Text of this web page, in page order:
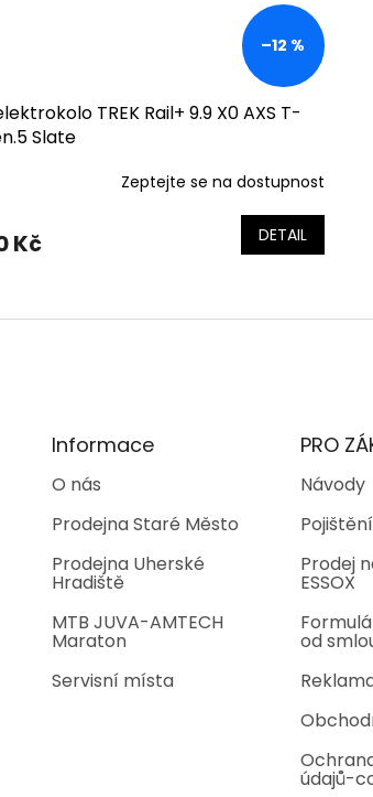
–12 %
TREK Rail+ 9.9 X0 AXS T-
Slate
Zeptejte se na dostupnost
Kč DETAIL
v
í
k
v
p
i
s
u
Informace
O nás
Prodejna Staré Město
Prodejna Uherské
Hradiště
MTB JUVA-AMTECH
Maraton
Servisní místa
PRO
Návody
Prodej
ESSOX
od
údajů-